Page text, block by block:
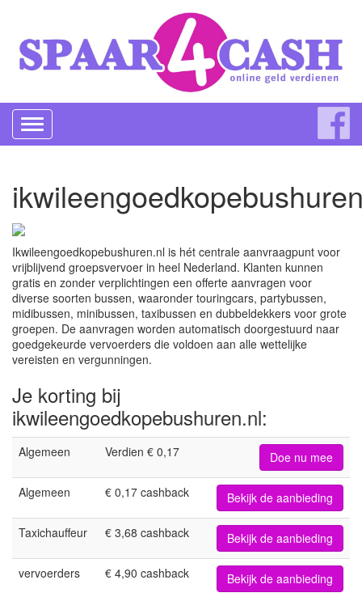
Toggle
navigation
Ikwileengoedkopebushuren.nl is hét centrale aanvraagpunt voor
vrijblijvend groepsvervoer in heel Nederland. Klanten kunnen
gratis en zonder verplichtingen een offerte aanvragen voor
diverse soorten bussen, waaronder touringcars, partybussen,
midibussen, minibussen, taxibussen en dubbeldekkers voor grote
groepen. De aanvragen worden automatisch doorgestuurd naar
goedgekeurde vervoerders die voldoen aan alle wettelijke
vereisten en vergunningen.
Je korting bij
ikwileengoedkopebushuren.nl:
Algemeen Verdien € 0,17 Doe nu mee
Algemeen € 0,17 cashback Bekijk de aanbieding
Taxichauffeur € 3,68 cashback Bekijk de aanbieding
vervoerders € 4,90 cashback Bekijk de aanbieding